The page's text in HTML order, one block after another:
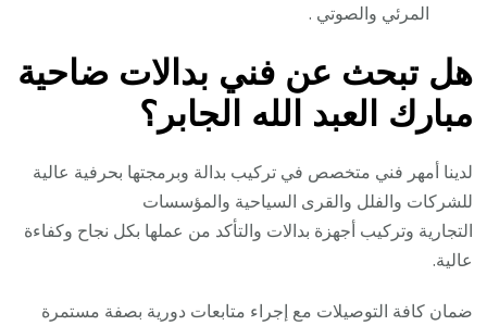
المرئي والصوتي .
هل تبحث عن فني بدالات ضاحية
مبارك العبد الله الجابر؟
لدينا أمهر فني متخصص في تركيب بدالة وبرمجتها بحرفية عالية
للشركات والفلل والقرى السياحية والمؤسسات
التجارية وتركيب أجهزة بدالات والتأكد من عملها بكل نجاح وكفاءة
عالية.
ضمان كافة التوصيلات مع إجراء متابعات دورية بصفة مستمرة